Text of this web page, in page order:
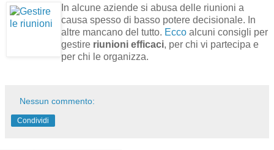
In alcune aziende si abusa delle riunioni a
causa spesso di basso potere decisionale. In
altre mancano del tutto. Ecco alcuni consigli per
gestire riunioni efficaci, per chi vi partecipa e
per chi le organizza.
Nessun commento:
Condividi